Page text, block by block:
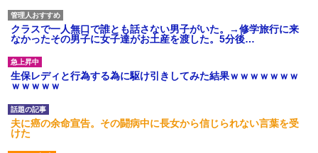
クラスで一人無口で誰とも話さない男子がいた。→修学旅行に来
なかったその男子に女子達がお土産を渡した。5分後…
生保レディと行為する為に駆け引きしてみた結果ｗｗｗｗｗｗｗ
ｗｗｗｗｗ
夫に癌の余命宣告。その闘病中に長女から信じられない言葉を受
けた